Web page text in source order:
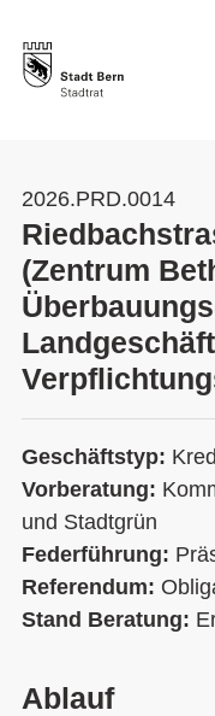
2026.PRD.0014
(Zentrum
Geschäftstyp:
Vorberatung:
und Stadtgrün
Federführung:
Referendum:
Stand Beratung:
Ablauf